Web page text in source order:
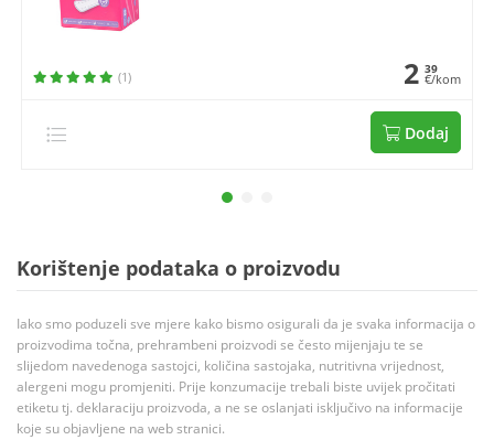
(1) 2 39
€/kom
Dodaj
Korištenje podataka o proizvodu
Iako smo poduzeli sve mjere kako bismo osigurali da je svaka informacija o
proizvodima točna, prehrambeni proizvodi se često mijenjaju te se
slijedom navedenoga sastojci, količina sastojaka, nutritivna vrijednost,
alergeni mogu promjeniti. Prije konzumacije trebali biste uvijek pročitati
etiketu tj. deklaraciju proizvoda, a ne se oslanjati isključivo na informacije
koje su objavljene na web stranici.